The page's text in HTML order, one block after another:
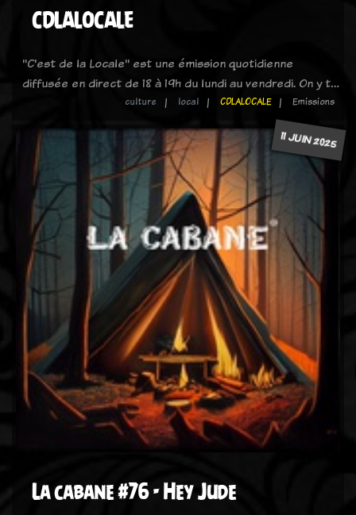
CDLALOCALE
"C'est de la Locale" est une émission quotidienne
diffusée en direct de 18 à 19h du lundi au vendredi. On y t…
culture local CDLALOCALE Emissions
11 JUIN 2025
La cabane #76 - Hey Jude